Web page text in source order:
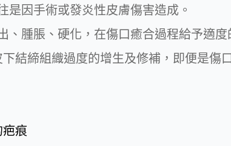
是因手術或發炎性皮膚傷害造成。
、腫脹、硬化，在傷口癒合過程給予適
結締組織過度的增生及修補，即便是傷
痕